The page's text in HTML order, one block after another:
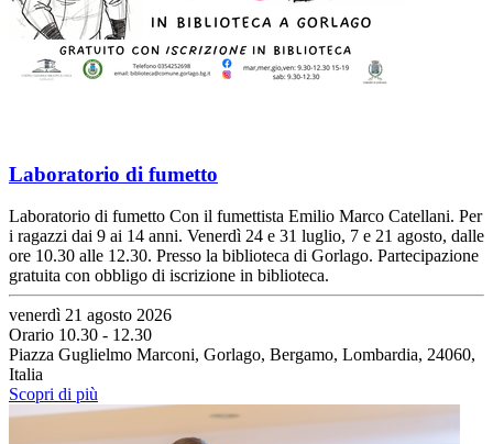
Laboratorio di fumetto
Laboratorio di fumetto Con il fumettista Emilio Marco Catellani. Per
i ragazzi dai 9 ai 14 anni. Venerdì 24 e 31 luglio, 7 e 21 agosto, dalle
ore 10.30 alle 12.30. Presso la biblioteca di Gorlago. Partecipazione
gratuita con obbligo di iscrizione in biblioteca.
venerdì 21 agosto 2026
Orario 10.30 - 12.30
Piazza Guglielmo Marconi, Gorlago, Bergamo, Lombardia, 24060,
Italia
Scopri di più